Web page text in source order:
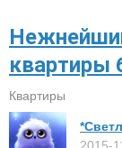
квартиры
Квартиры
2015-